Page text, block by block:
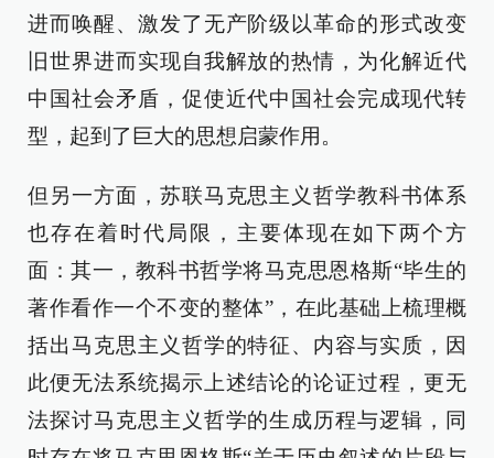
进而唤醒、激发了无产阶级以革命的形式改变
旧世界进而实现自我解放的热情，为化解近代
中国社会矛盾，促使近代中国社会完成现代转
型，起到了巨大的思想启蒙作用。
但另一方面，苏联马克思主义哲学教科书体系
也存在着时代局限，主要体现在如下两个方
面：其一，教科书哲学将马克思恩格斯“毕生的
著作看作一个不变的整体”，在此基础上梳理概
括出马克思主义哲学的特征、内容与实质，因
此便无法系统揭示上述结论的论证过程，更无
法探讨马克思主义哲学的生成历程与逻辑，同